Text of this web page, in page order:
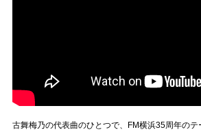
古舞梅乃の代表曲のひとつで、FM横浜35周年の